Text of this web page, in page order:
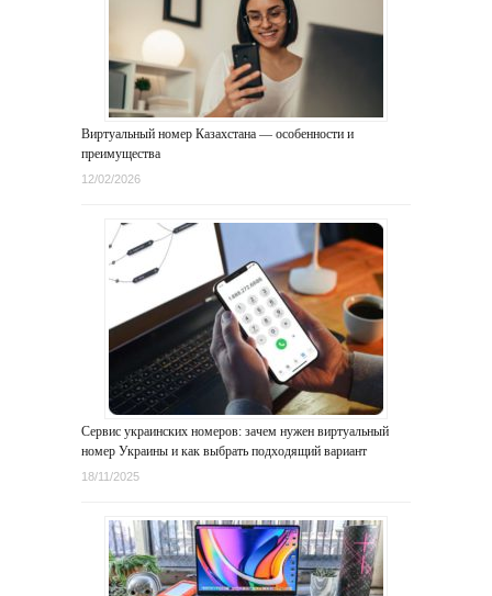
Виртуальный номер Казахстана — особенности и
преимущества
12/02/2026
Сервис украинских номеров: зачем нужен виртуальный
номер Украины и как выбрать подходящий вариант
18/11/2025